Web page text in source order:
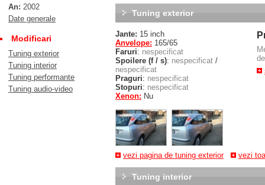
An: 2002
Date generale
Modificari
Tuning exterior
Tuning interior
Tuning performante
Tuning audio-video
Tuning exterior
Jante: 15 inch
Anvelope: 165/65
Faruri: nespecificat
Spoilere (f / s): nespecificat /
nespecificat
Praguri: nespecificat
Stopuri: nespecificat
Xenon: Nu
vezi pagina de tuning exterior vezi
Tuning interior